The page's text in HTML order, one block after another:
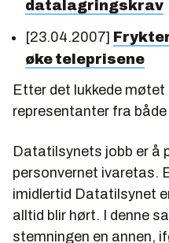
datalagringskrav
[23.04.2007]
øke teleprisene
Etter det lukkede møtet
representanter fra
Datatilsynets jobb er å
personvernet ivaretas.
imidlertid Datatilsynet
alltid blir hørt. I denne
stemningen en annen,